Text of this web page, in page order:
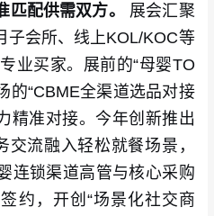
配供需双方。
展会汇聚
子会所、线上KOL/KOC等
业买家。展前的“母婴TO
的“CBME全渠道选品对接
精准对接。今年创新推出
交流融入轻松就餐场景，
连锁渠道高管与核心采购
约，开创“场景化社交商